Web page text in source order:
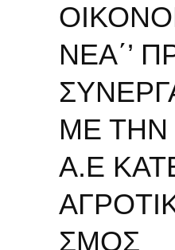
ΝΕΑ΄’
ΜΕ ΤΗΝ
Α.Ε
ΣΜΟΣ